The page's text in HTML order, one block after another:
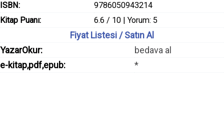
ISBN:
9786050943214
Kitap Puanı:
6.6 / 10 | Yorum: 5
Fiyat Listesi / Satın Al
YazarOkur:
bedava al
e-kitap,pdf,epub:
*